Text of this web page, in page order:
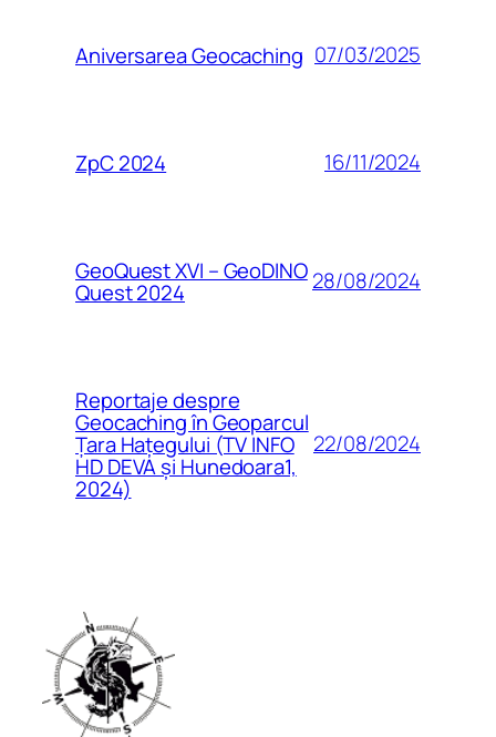
Aniversarea Geocaching 07/03/2025
ZpC 2024 16/11/2024
GeoQuest XVI – GeoDINO
Quest 2024 28/08/2024
Reportaje despre
Geocaching în Geoparcul
Țara Hațegului (TV INFO
HD DEVA și Hunedoara1,
2024)
22/08/2024